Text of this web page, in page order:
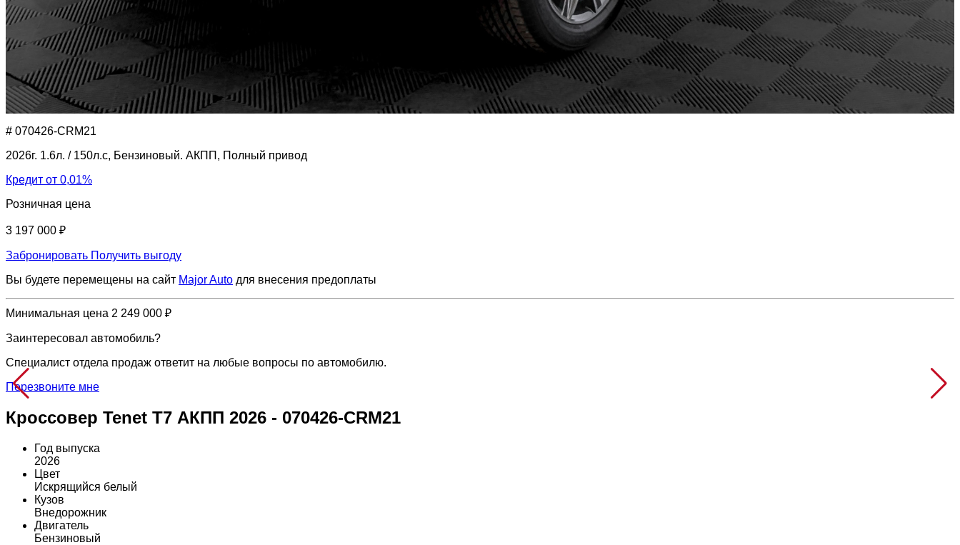
# 070426-CRM21
2026г. 1.6л. / 150л.с, Бензиновый. АКПП, Полный привод
Кредит от 0,01%
Розничная цена
3 197 000 ₽
Забронировать Получить выгоду
Вы будете перемещены на сайт Major Auto для внесения предоплаты
Минимальная цена 2 249 000 ₽
Заинтересовал автомобиль?
Специалист отдела продаж ответит на любые вопросы по автомобилю.
Перезвоните мне
Кроссовер Tenet T7 АКПП 2026 - 070426-CRM21
Год выпуска
2026
Цвет
Искрящийся белый
Кузов
Внедорожник
Двигатель
Бензиновый